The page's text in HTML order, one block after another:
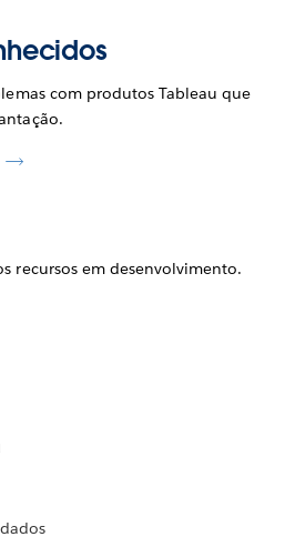
com produtos Tableau que
recursos em desenvolvimento.